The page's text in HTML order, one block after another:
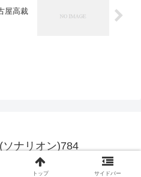
屋高裁
ナリオン)784
科(ソナリオン)784.
トップ サイドバー